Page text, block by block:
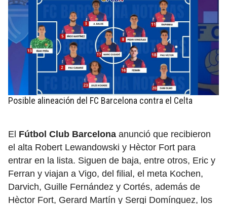
Posible alineación del FC Barcelona contra el Celta
El Fútbol Club Barcelona anunció que recibieron
el alta Robert Lewandowski y Hèctor Fort para
entrar en la lista. Siguen de baja, entre otros, Eric y
Ferran y viajan a Vigo, del filial, el meta Kochen,
Darvich, Guille Fernández y Cortés, además de
Hèctor Fort, Gerard Martín y Sergi Domínguez, los